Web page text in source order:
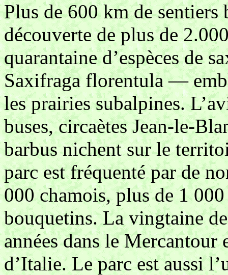
Plus de 600 km de sentiers
découverte de plus de
quarantaine d’espèces de
Saxifraga florentula —
les prairies subalpines.
buses, circaètes Jean-le-
barbus nichent sur le
parc est fréquenté par de
000 chamois, plus de 1
bouquetins. La vingtaine
années dans le
d’Italie. Le parc est aussi